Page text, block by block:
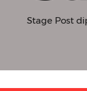
Stage Post